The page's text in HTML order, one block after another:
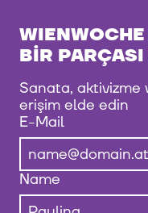
BIR
Sanata, aktivizme
erişim elde edin
E-Mail
Name